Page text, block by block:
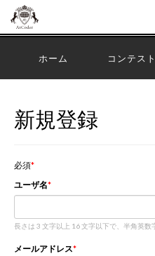
ホーム コンテス
新規登録
必須
ユーザ名
長さは 3 文字以上 16 文字以下で、半角英数
メールアドレス